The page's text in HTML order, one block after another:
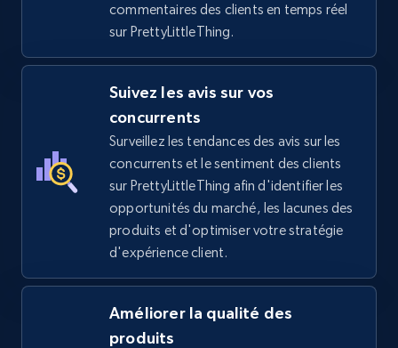
667+ Commencer
URL, Title, Available, Description, Currency, Initial
price, Final price, Discount percent, and more.
667+ Commencer
TikTok Shop - Collect TikTok shop products
by keywords search
URL, Title, Available, Description, Currency, Initial
commentaires des clients en temps réel
sur PrettyLittleThing.
Suivez les avis sur vos
concurrents
Surveillez les tendances des avis sur les
concurrents et le sentiment des clients
sur PrettyLittleThing afin d'identifier les
opportunités du marché, les lacunes des
produits et d'optimiser votre stratégie
d'expérience client.
Améliorer la qualité des
produits